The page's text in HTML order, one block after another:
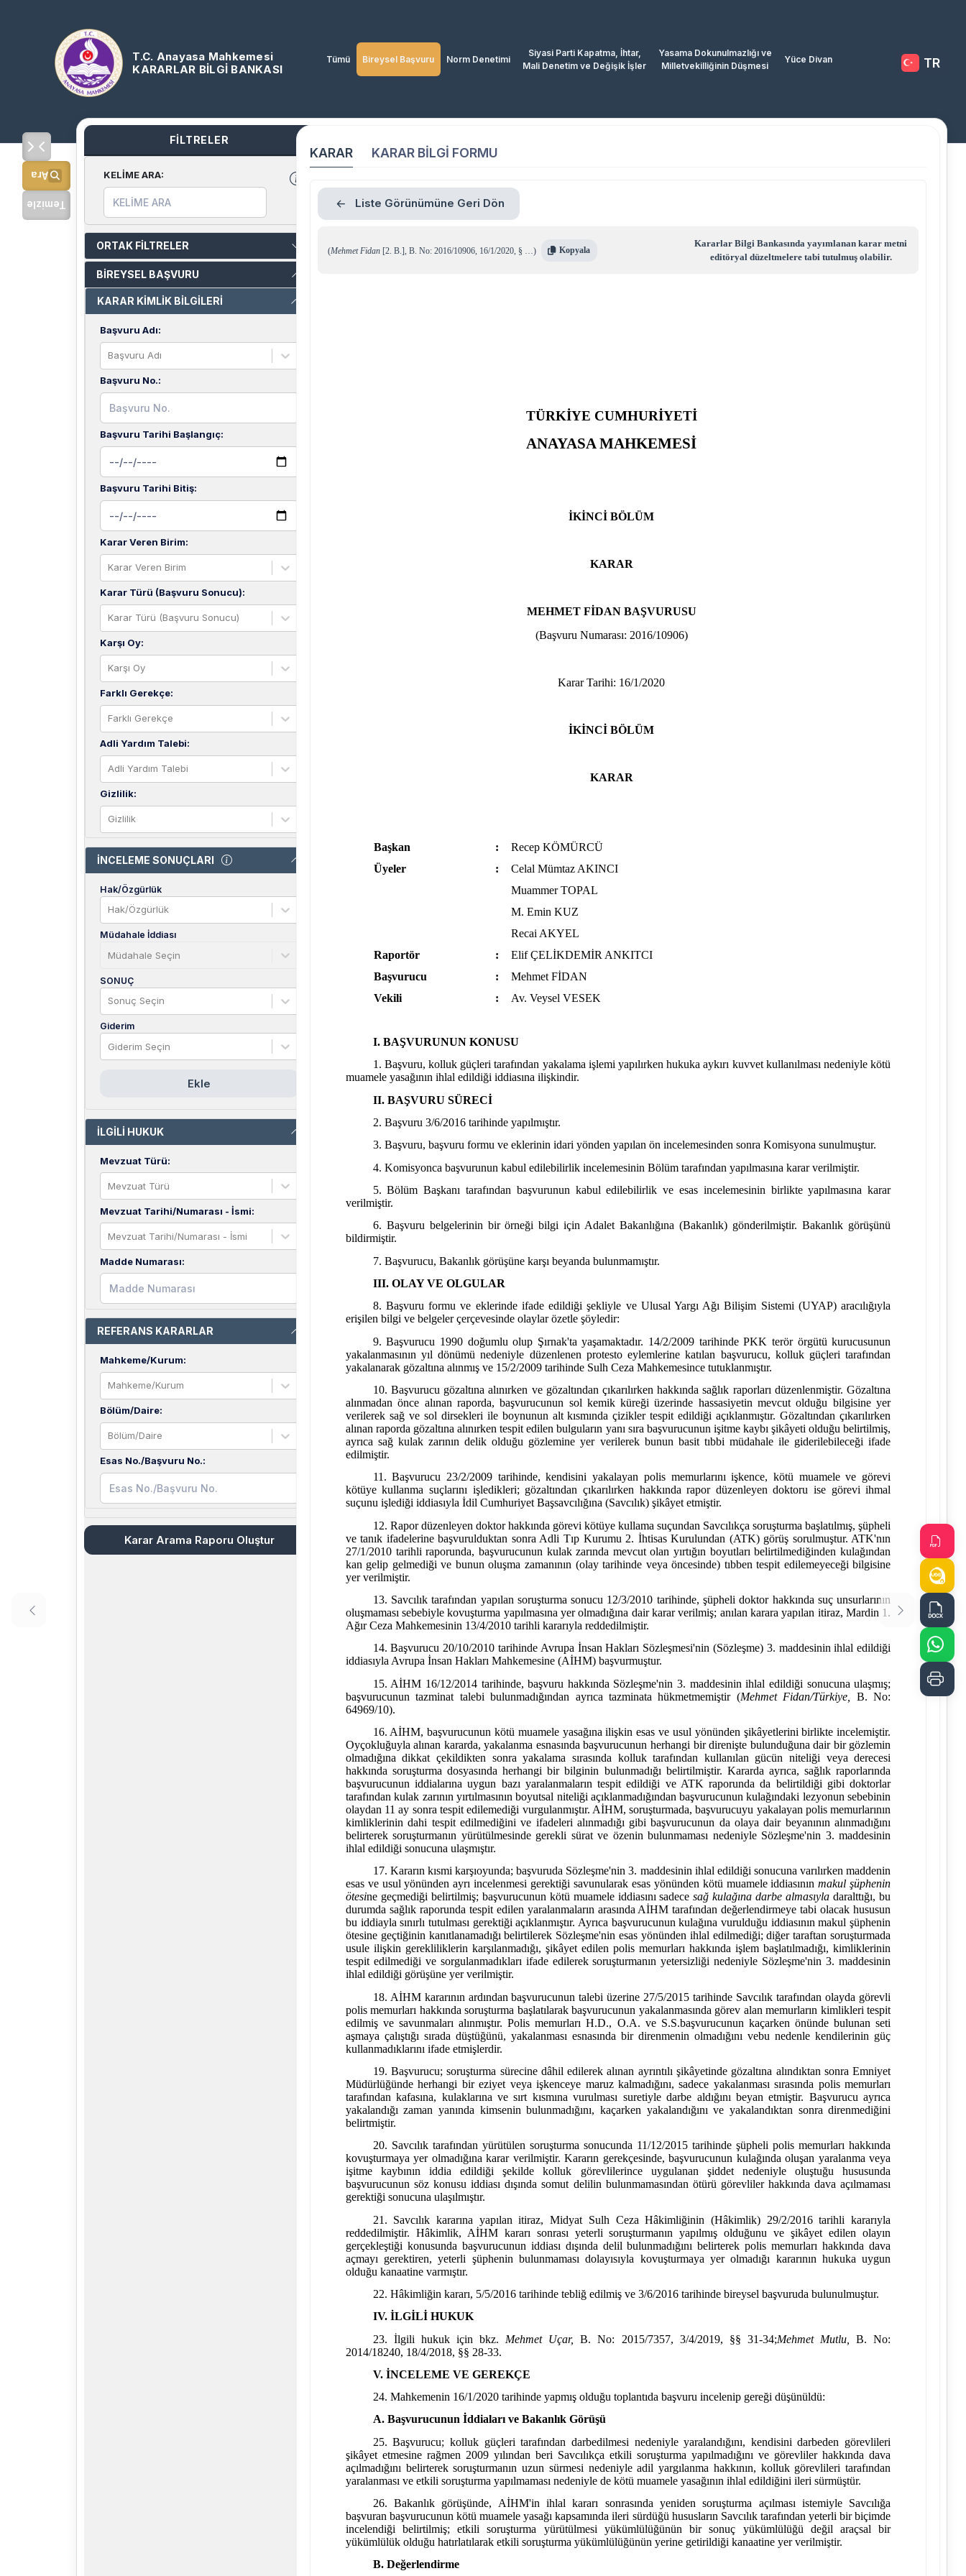
T.C. Anayasa Mahkemesi
KARARLAR BİLGİ BANKASI
Tümü Bireysel Başvuru Norm Denetimi
Siyasi Parti Kapatma, İhtar,
Mali Denetim ve Değişik İşler
Yasama Dokunulmazlığı ve
Milletvekilliğinin Düşmesi
Yüce Divan TR
Ara
Temizle
FİLTRELER
KELİME ARA:
ORTAK FİLTRELER
BİREYSEL BAŞVURU
KARAR KİMLİK BİLGİLERİ
Başvuru Adı:
Başvuru Adı
Başvuru No.:
Başvuru Tarihi Başlangıç:
Başvuru Tarihi Bitiş:
Karar Veren Birim:
Karar Veren Birim
Karar Türü (Başvuru Sonucu):
Karar Türü (Başvuru Sonucu)
Karşı Oy:
Karşı Oy
Farklı Gerekçe:
Farklı Gerekçe
Adli Yardım Talebi:
Adli Yardım Talebi
Gizlilik:
Gizlilik
İNCELEME SONUÇLARI
Hak/Özgürlük
Hak/Özgürlük
Müdahale İddiası
Müdahale Seçin
SONUÇ
Sonuç Seçin
Giderim
Giderim Seçin
Ekle
İLGİLİ HUKUK
Mevzuat Türü:
Mevzuat Türü
Mevzuat Tarihi/Numarası - İsmi:
Mevzuat Tarihi/Numarası - İsmi
Madde Numarası:
REFERANS KARARLAR
Mahkeme/Kurum:
Mahkeme/Kurum
Bölüm/Daire:
Bölüm/Daire
Esas No./Başvuru No.:
Karar Arama Raporu Oluştur
KARAR KARAR BİLGİ FORMU
Liste Görünümüne Geri Dön
(Mehmet Fidan [2. B.], B. No: 2016/10906, 16/1/2020, § …) Kopyala
Kararlar Bilgi Bankasında yayımlanan karar metni
editöryal düzeltmelere tabi tutulmuş olabilir.